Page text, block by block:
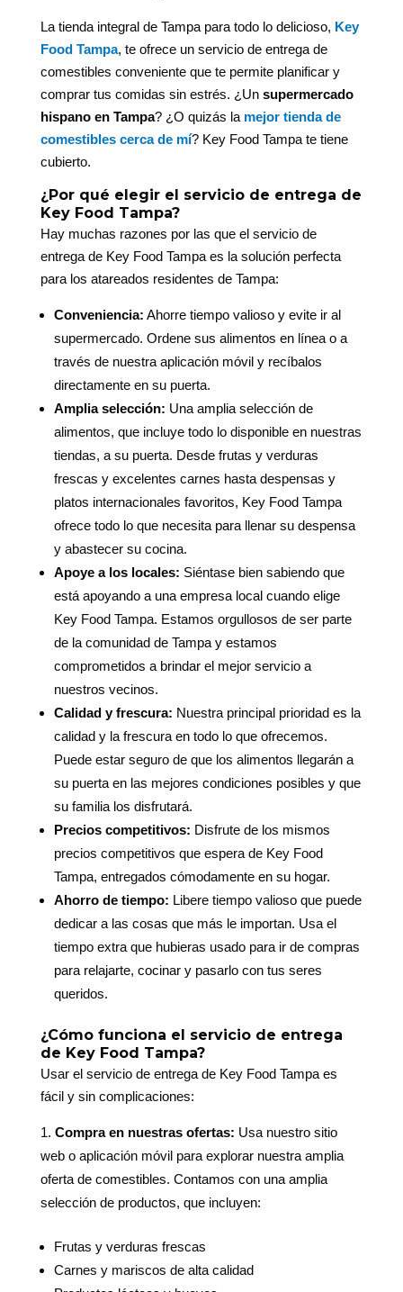
La tienda integral de Tampa para todo lo delicioso, Key
Food Tampa, te ofrece un servicio de entrega de
comestibles conveniente que te permite planificar y
comprar tus comidas sin estrés. ¿Un supermercado
hispano en Tampa? ¿O quizás la mejor tienda de
comestibles cerca de mí? Key Food Tampa te tiene
cubierto.
¿Por qué elegir el servicio de entrega de
Key Food Tampa?
Hay muchas razones por las que el servicio de
entrega de Key Food Tampa es la solución perfecta
para los atareados residentes de Tampa:
Conveniencia: Ahorre tiempo valioso y evite ir al
supermercado. Ordene sus alimentos en línea o a
través de nuestra aplicación móvil y recíbalos
directamente en su puerta.
Amplia selección: Una amplia selección de
alimentos, que incluye todo lo disponible en nuestras
tiendas, a su puerta. Desde frutas y verduras
frescas y excelentes carnes hasta despensas y
platos internacionales favoritos, Key Food Tampa
ofrece todo lo que necesita para llenar su despensa
y abastecer su cocina.
Apoye a los locales: Siéntase bien sabiendo que
está apoyando a una empresa local cuando elige
Key Food Tampa. Estamos orgullosos de ser parte
de la comunidad de Tampa y estamos
comprometidos a brindar el mejor servicio a
nuestros vecinos.
Calidad y frescura: Nuestra principal prioridad es la
calidad y la frescura en todo lo que ofrecemos.
Puede estar seguro de que los alimentos llegarán a
su puerta en las mejores condiciones posibles y que
su familia los disfrutará.
Precios competitivos: Disfrute de los mismos
precios competitivos que espera de Key Food
Tampa, entregados cómodamente en su hogar.
Ahorro de tiempo: Libere tiempo valioso que puede
dedicar a las cosas que más le importan. Usa el
tiempo extra que hubieras usado para ir de compras
para relajarte, cocinar y pasarlo con tus seres
queridos.
¿Cómo funciona el servicio de entrega
de Key Food Tampa?
Usar el servicio de entrega de Key Food Tampa es
fácil y sin complicaciones:
Compra en nuestras ofertas: Usa nuestro sitio
web o aplicación móvil para explorar nuestra amplia
oferta de comestibles. Contamos con una amplia
selección de productos, que incluyen:
Frutas y verduras frescas
Carnes y mariscos de alta calidad